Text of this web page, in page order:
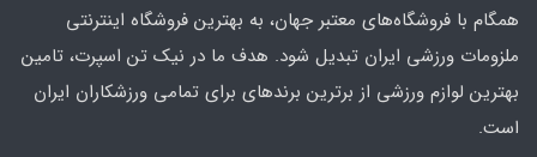
همگام با فروشگاه‌های معتبر جهان، به بهترین فروشگاه اینترنتی
ملزومات ورزشی ایران تبدیل شود. هدف ما در نیک تن اسپرت، تامین
بهترین لوازم ورزشی از برترین برندهای برای تمامی ورزشکاران ایران
است.